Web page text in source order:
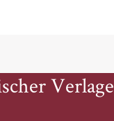
Verlage